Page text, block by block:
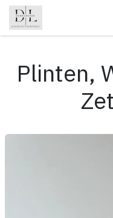
Overslaan naar inhoud
Plinten,